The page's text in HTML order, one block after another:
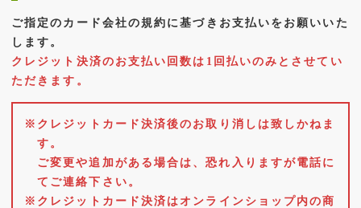
ご指定のカード会社の規約に基づきお支払いをお願いいた
します。
クレジット決済のお支払い回数は1回払いのみとさせてい
ただきます。
※クレジットカード決済後のお取り消しは致しかねま
す。
ご変更や追加がある場合は、恐れ入りますが電話に
てご連絡下さい。
※クレジットカード決済はオンラインショップ内の商